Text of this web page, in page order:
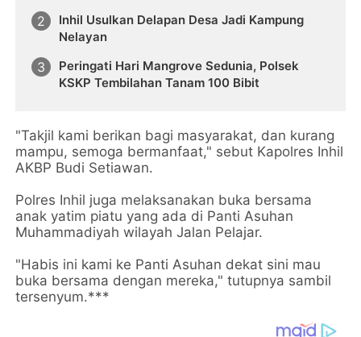
Inhil Usulkan Delapan Desa Jadi Kampung
Nelayan
Peringati Hari Mangrove Sedunia, Polsek
KSKP Tembilahan Tanam 100 Bibit
"Takjil kami berikan bagi masyarakat, dan kurang
mampu, semoga bermanfaat," sebut Kapolres Inhil
AKBP Budi Setiawan.
Polres Inhil juga melaksanakan buka bersama
anak yatim piatu yang ada di Panti Asuhan
Muhammadiyah wilayah Jalan Pelajar.
"Habis ini kami ke Panti Asuhan dekat sini mau
buka bersama dengan mereka," tutupnya sambil
tersenyum.***